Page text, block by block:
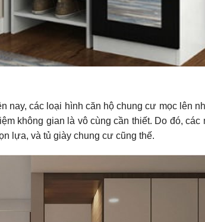
nay, các loại hình căn hộ chung cư mọc lên
không gian là vô cùng cần thiết. Do đó,
lựa, và tủ giày chung cư cũng thế.